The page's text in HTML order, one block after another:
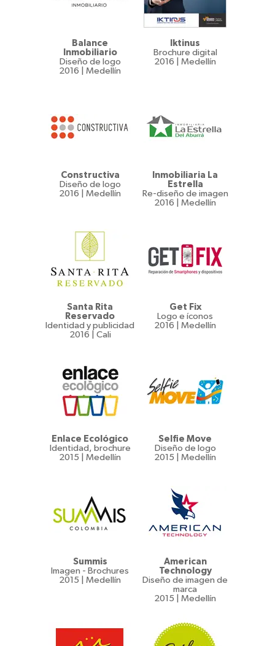
Balance
Inmobiliario
Diseño de logo
2016 | Medellín
Iktinus
Brochure digital
2016 | Medellín
Constructiva
Diseño de logo
2016 | Medellín
Inmobiliaria La
Estrella
Re-diseño de imagen
2016 | Medellín
Santa Rita
Reservado
Identidad y publicidad
2016 | Cali
Get Fix
Logo e íconos
2016 | Medellín
Enlace Ecológico
Identidad, brochure
2015 | Medellín
Selfie Move
Diseño de logo
2015 | Medellín
Summis
Imagen - Brochures
2015 | Medellín
American
Technology
Diseño de imagen de
marca
2015 | Medellín